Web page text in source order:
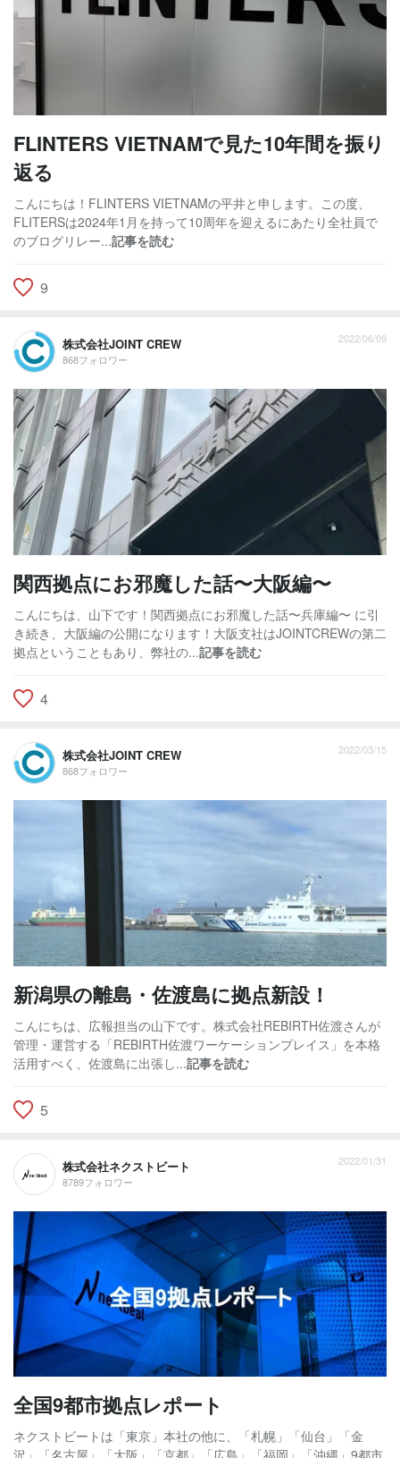
FLINTERS VIETNAMで見た10年間を振り
返る
こんにちは！FLINTERS VIETNAMの平井と申します。この度、
FLITERSは2024年1月を持って10周年を迎えるにあたり全社員で
のブログリレー...記事を読む
9
株式会社JOINT CREW
868フォロワー
2022/06/09
関西拠点にお邪魔した話〜大阪編〜
こんにちは、山下です！関西拠点にお邪魔した話〜兵庫編〜 に引
き続き、大阪編の公開になります！大阪支社はJOINTCREWの第二
拠点ということもあり、弊社の...記事を読む
4
株式会社JOINT CREW
868フォロワー
2022/03/15
新潟県の離島・佐渡島に拠点新設！
こんにちは、広報担当の山下です。株式会社REBIRTH佐渡さんが
管理・運営する「REBIRTH佐渡ワーケーションプレイス」を本格
活用すべく、佐渡島に出張し...記事を読む
5
株式会社ネクストビート
8789フォロワー
2022/01/31
全国9都市拠点レポート
ネクストビートは「東京」本社の他に、「札幌」「仙台」「金